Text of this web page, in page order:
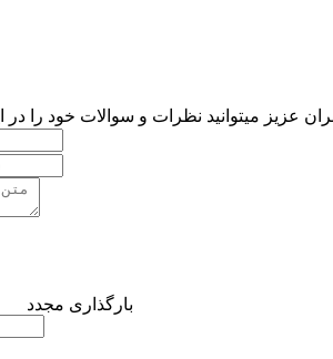
عزیز میتوانید نظرات و سوالات خود را
بارگذاری مجدد